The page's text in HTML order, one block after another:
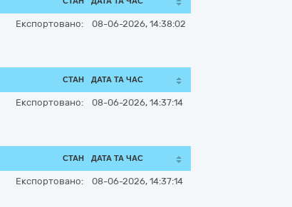
Експортовано: 08-06-2026, 14:38:02
СТАН ДАТА ТА ЧАС
Експортовано: 08-06-2026, 14:37:14
СТАН ДАТА ТА ЧАС
Експортовано: 08-06-2026, 14:37:14